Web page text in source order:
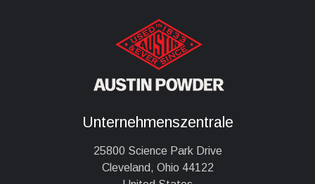
Unternehmenszentrale
25800 Science Park Drive
Cleveland, Ohio 44122